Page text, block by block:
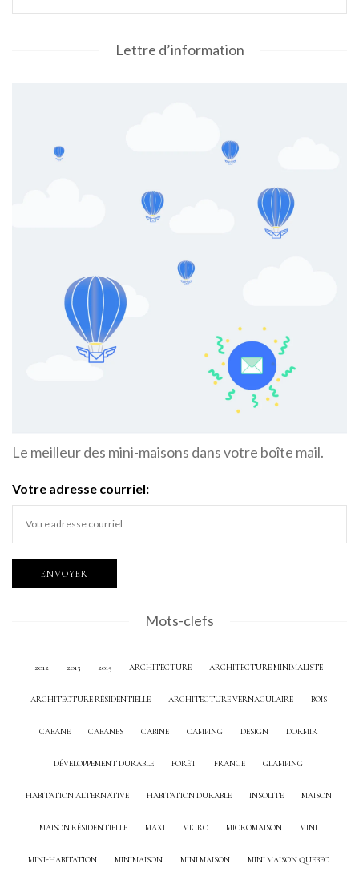
Lettre d’information
Le meilleur des mini-maisons dans votre boîte mail.
Votre adresse courriel:
Mots-clefs
2012 2013 2015 ARCHITECTURE ARCHITECTURE MINIMALISTE
ARCHITECTURE RÉSIDENTIELLE ARCHITECTURE VERNACULAIRE BOIS
CABANE CABANES CABINE CAMPING DESIGN DORMIR
DÉVELOPPEMENT DURABLE FORÊT FRANCE GLAMPING
HABITATION ALTERNATIVE HABITATION DURABLE INSOLITE MAISON
MAISON RÉSIDENTIELLE MAXI MICRO MICROMAISON MINI
MINI-HABITATION MINIMAISON MINI MAISON MINI MAISON QUEBEC